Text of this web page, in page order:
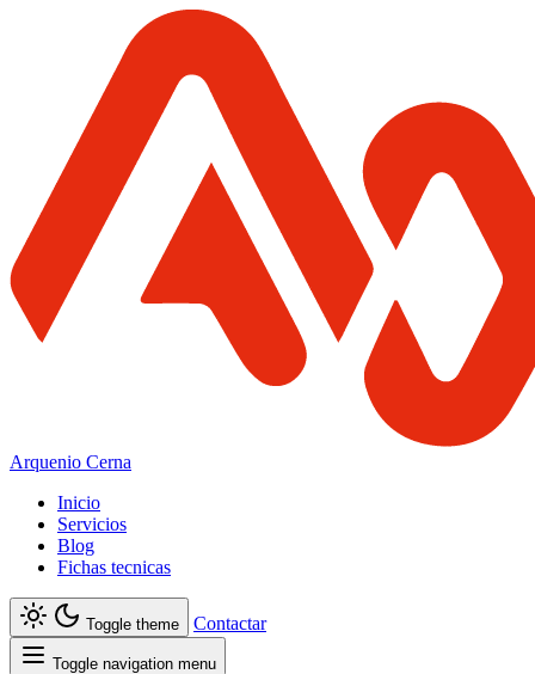
Arquenio Cerna
Inicio
Servicios
Blog
Fichas tecnicas
Toggle theme Contactar
Toggle navigation menu